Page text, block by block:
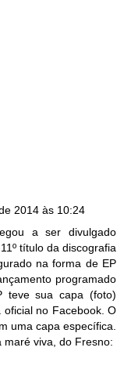
2014 às 10:24
a ser divulgado
título da discografia
na forma de EP
programado
teve sua capa (foto)
no Facebook. O
uma capa específica.
maré viva, do Fresno: